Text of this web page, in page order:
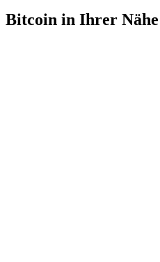
Bitcoin in Ihrer